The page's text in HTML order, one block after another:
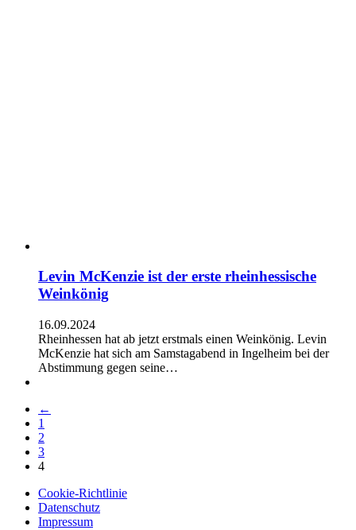
Levin McKenzie ist der erste rheinhessische
Weinkönig
16.09.2024
Rheinhessen hat ab jetzt erstmals einen Weinkönig. Levin
McKenzie hat sich am Samstagabend in Ingelheim bei der
Abstimmung gegen seine…
←
1
2
3
4
Cookie-Richtlinie
Datenschutz
Impressum